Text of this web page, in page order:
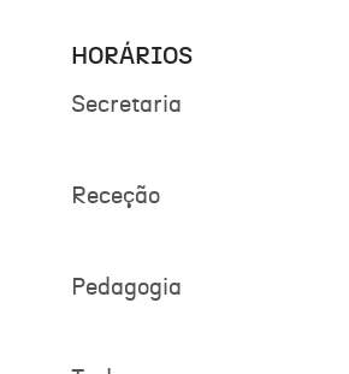
HORÁRIOS
Secretaria
Receção
Pedagogia